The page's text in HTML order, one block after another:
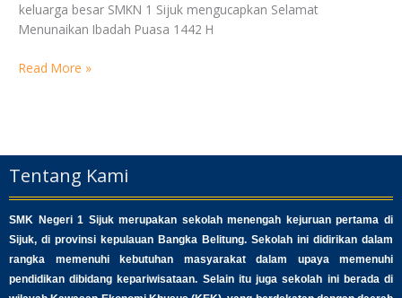
keluarga besar SMKN 1 Sijuk mengucapkan Selamat
Menunaikan Ibadah Puasa 1442 H
Read More »
Tentang Kami
SMK Negeri 1 Sijuk merupakan sekolah menengah kejuruan pertama di
Sijuk, di provinsi kepulauan Bangka Belitung. Sekolah ini didirikan dalam
rangka memenuhi kebutuhan masyarakat dalam upaya memenuhi
pendidikan dibidang kepariwisataan. Selain itu juga sekolah ini berada di